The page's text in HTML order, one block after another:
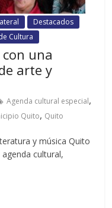
Destacados
Cultura
una
arte y
Agenda cultural especial,
Quito, Quito
y música Quito
cultural,